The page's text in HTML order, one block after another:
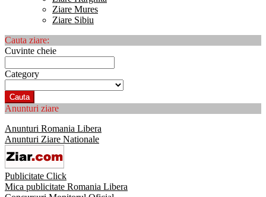
Ziare Mures
Ziare Sibiu
Cauta ziare:
Cuvinte cheie
Category
Cauta
Anunturi ziare
Anunturi Romania Libera
Anunturi Ziare Nationale
Publicitate Click
Mica publicitate Romania Libera